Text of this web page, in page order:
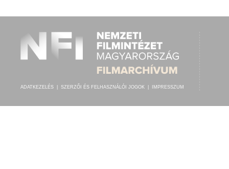
ADATKEZELÉS SZERZŐI ÉS FELHASZNÁLÓI JOGOK IMPRESSZUM